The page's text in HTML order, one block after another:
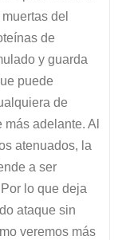
del
de
y guarda
puede
de
adelante. Al
atenuados, la
a ser
lo que deja
ataque sin
veremos más